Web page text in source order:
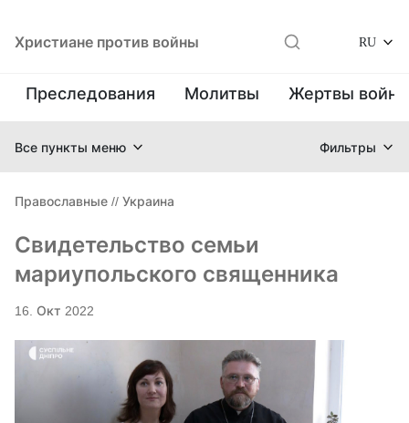
Христиане против войны RU
Преследования Молитвы Жертвы
Все пункты меню Фильтры
Православные // Украина
Свидетельство семьи
мариупольского священника
16. Окт 2022